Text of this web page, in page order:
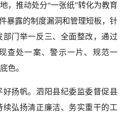
，推动处分“一张纸”转化为教育
暴露的制度漏洞和管理短板，针
门举一反三、全面整改，通过
查处一案、警示一片、规范一
色。
扬帆。泗阳县纪委监委督促县
弘扬清正廉洁、务实重干的工